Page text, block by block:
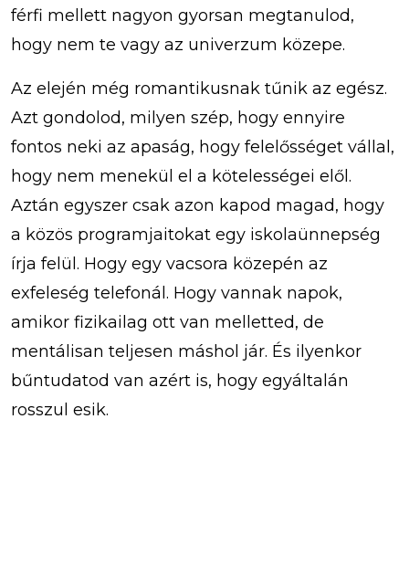
férfi mellett nagyon gyorsan megtanulod,
hogy nem te vagy az univerzum közepe.
Az elején még romantikusnak tűnik az egész.
Azt gondolod, milyen szép, hogy ennyire
fontos neki az apaság, hogy felelősséget vállal,
hogy nem menekül el a kötelességei elől.
Aztán egyszer csak azon kapod magad, hogy
a közös programjaitokat egy iskolaünnepség
írja felül. Hogy egy vacsora közepén az
exfeleség telefonál. Hogy vannak napok,
amikor fizikailag ott van melletted, de
mentálisan teljesen máshol jár. És ilyenkor
bűntudatod van azért is, hogy egyáltalán
rosszul esik.